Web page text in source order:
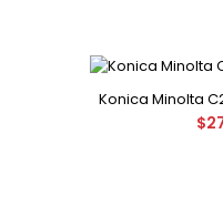
Konica Minolta